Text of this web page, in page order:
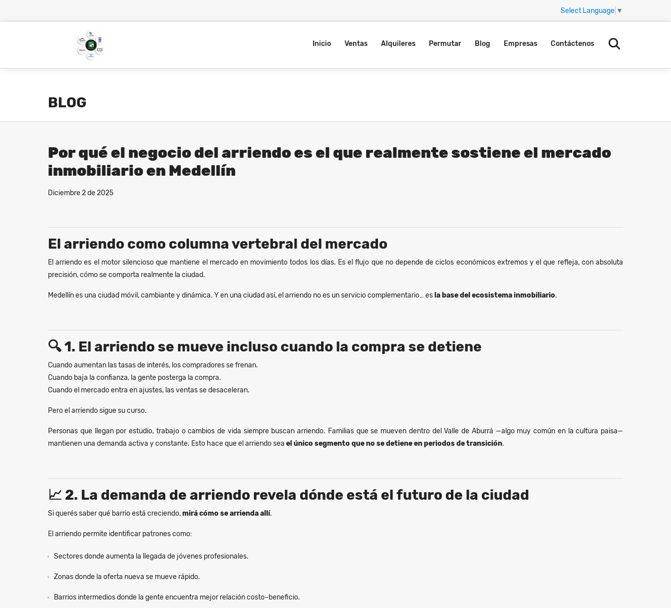
Select Language ▼
Inicio Ventas Alquileres Permutar Blog Empresas Contáctenos
BLOG
Por qué el negocio del arriendo es el que realmente sostiene el mercado
inmobiliario en Medellín
Diciembre 2 de 2025
El arriendo como columna vertebral del mercado
El arriendo es el motor silencioso que mantiene el mercado en movimiento todos los días. Es el flujo que no depende de ciclos económicos extremos y el que refleja, con absoluta
precisión, cómo se comporta realmente la ciudad.
Medellín es una ciudad móvil, cambiante y dinámica. Y en una ciudad así, el arriendo no es un servicio complementario… es la base del ecosistema inmobiliario.
🔍1. El arriendo se mueve incluso cuando la compra se detiene
Cuando aumentan las tasas de interés, los compradores se frenan.
Cuando baja la confianza, la gente posterga la compra.
Cuando el mercado entra en ajustes, las ventas se desaceleran.
Pero el arriendo sigue su curso.
Personas que llegan por estudio, trabajo o cambios de vida siempre buscan arriendo. Familias que se mueven dentro del Valle de Aburrá —algo muy común en la cultura paisa—
mantienen una demanda activa y constante. Esto hace que el arriendo sea el único segmento que no se detiene en periodos de transición.
📈 2. La demanda de arriendo revela dónde está el futuro de la ciudad
Si querés saber qué barrio está creciendo,mirá cómo se arrienda allí.
El arriendo permite identificar patrones como:
Sectores donde aumenta la llegada de jóvenes profesionales.
Zonas donde la oferta nueva se mueve rápido.
Barrios intermedios donde la gente encuentra mejor relación costo–beneficio.